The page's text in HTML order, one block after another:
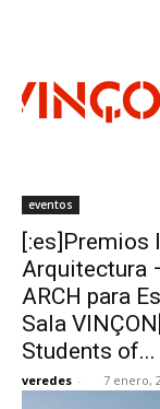
eventos
[:es]Premios
Arquitectura
ARCH para
Sala
Students of...
veredes - 7 enero,